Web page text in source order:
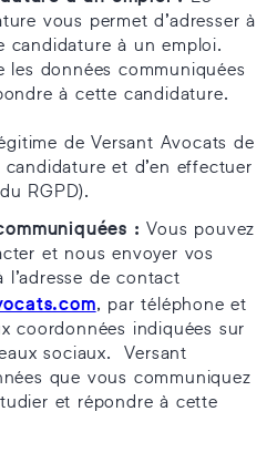
vous permet d’adresser à
candidature à un emploi.
les données communiquées
à cette candidature.
de Versant Avocats de
et d’en effectuer
RGPD).
: Vous pouvez
et nous envoyer vos
l’adresse de contact
, par téléphone et
coordonnées indiquées sur
sociaux. Versant
que vous communiquez
et répondre à cette